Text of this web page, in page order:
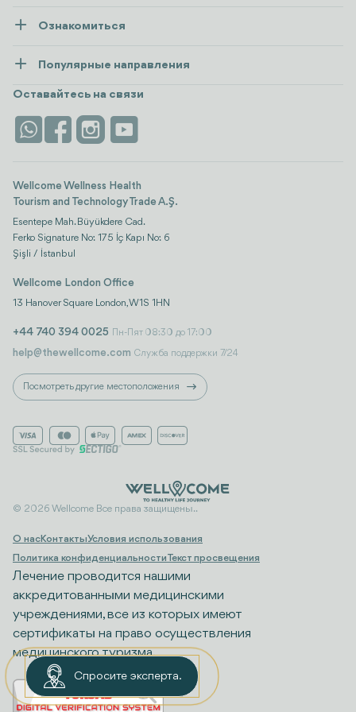
Пресса
Безопасность
Контакты
Ознакомиться
Wellness
Размещение
Достопримечательности
Отзывы
Популярные направления
посмотреть все
Istanbul
Оставайтесь на связи
Wellcome Wellness Health
Tourism and Technology Trade A.Ş.
Esentepe Mah. Büyükdere Cad.
Ferko Signature No: 175 İç Kapı No: 6
Şişli / İstanbul
Wellcome London Office
13 Hanover Square London, W1S 1HN
+44 740 394 0025 Пн-Пят 08:30 до 17:00
help@thewellcome.com Служба поддержки 7/24
Посмотреть другие местоположения
© 2026 Wellcome Все права защищены..
О насКонтактыУсловия использования
Политика конфиденциальностиТекст просвещения
Лечение проводится нашими
аккредитованными медицинскими
учреждениями, все из которых имеют
сертификаты на право осуществления
медицинского туризма.
Спросите эксперта.